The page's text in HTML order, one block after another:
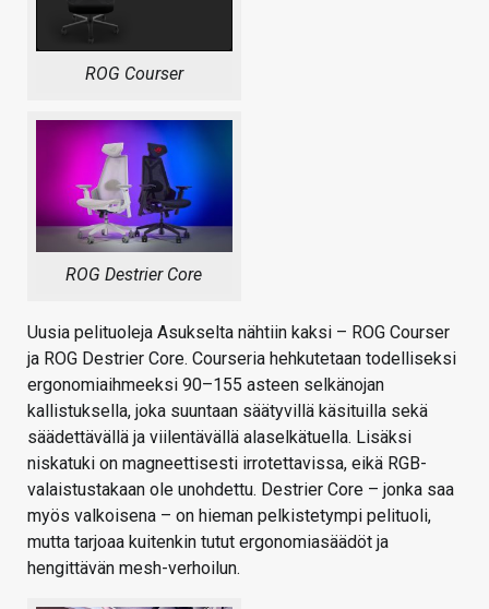
ROG Courser
ROG Destrier Core
Uusia pelituoleja Asukselta nähtiin kaksi – ROG Courser
ja ROG Destrier Core. Courseria hehkutetaan todelliseksi
ergonomiaihmeeksi 90–155 asteen selkänojan
kallistuksella, joka suuntaan säätyvillä käsituilla sekä
säädettävällä ja viilentävällä alaselkätuella. Lisäksi
niskatuki on magneettisesti irrotettavissa, eikä RGB-
valaistustakaan ole unohdettu. Destrier Core – jonka saa
myös valkoisena – on hieman pelkistetympi pelituoli,
mutta tarjoaa kuitenkin tutut ergonomiasäädöt ja
hengittävän mesh-verhoilun.